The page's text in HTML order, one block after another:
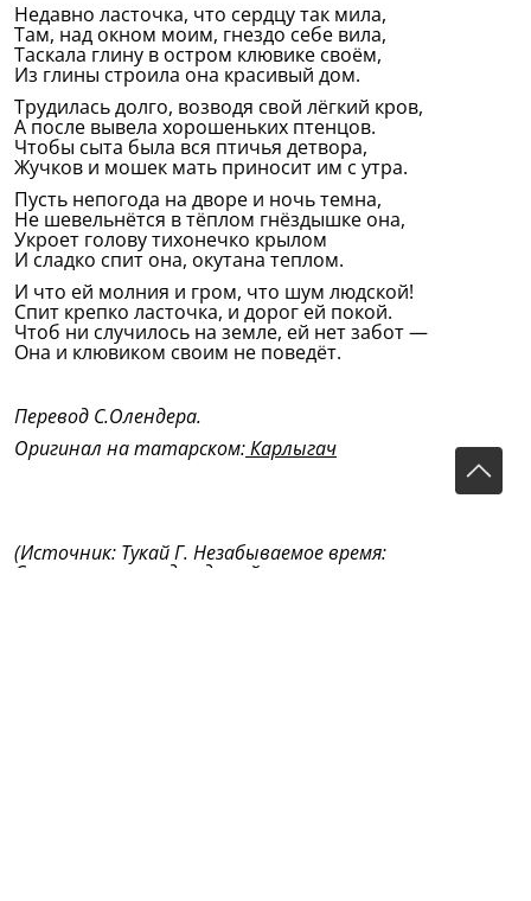
Недавно ласточка, что сердцу так мила,
Там, над окном моим, гнездо себе вила,
Таскала глину в остром клювике своём,
Из глины строила она красивый дом.
Трудилась долго, возводя свой лёгкий кров,
А после вывела хорошеньких птенцов.
Чтобы сыта была вся птичья детвора,
Жучков и мошек мать приносит им с утра.
Пусть непогода на дворе и ночь темна,
Не шевельнётся в тёплом гнёздышке она,
Укроет голову тихонечко крылом
И сладко спит она, окутана теплом.
И что ей молния и гром, что шум людской!
Спит крепко ласточка, и дорог ей покой.
Чтоб ни случилось на земле, ей нет забот —
Она и клювиком своим не поведёт.
Перевод С.Олендера.
Оригинал на татарском:Карлыгач
(Источник: Тукай Г. Незабываемое время:
Стихотворения для детей, сказки в стихах,